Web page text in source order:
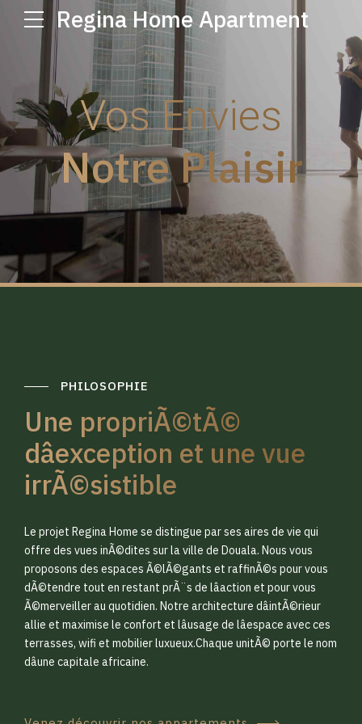
Regina Home Apartment
Vos Envies
Notre Plaisir
PHILOSOPHIE
Une propriÃ©tÃ©
dâexception et une vue
irrÃ©sistible
Le projet Regina Home se distingue par ses aires de vie qui
offre des vues inÃ©dites sur la ville de Douala. Nous vous
proposons des espaces Ã©lÃ©gants et raffinÃ©s pour vous
dÃ©tendre tout en restant prÃ¨s de lâaction et pour vous
Ã©merveiller au quotidien. Notre architecture dâintÃ©rieur
allie et maximise le confort et lâusage de lâespace avec ces
terrasses, wifi et mobilier luxueux.Chaque unitÃ© porte le nom
dâune capitale africaine.
0
1
2
3
0
1
2
3